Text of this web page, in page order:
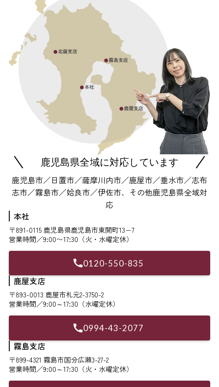
鹿児島県全域に対応しています
鹿児島市／日置市／薩摩川内市／鹿屋市／垂水市／志布
志市／霧島市／姶良市／伊佐市、その他鹿児島県全域対
応
本社
〒891-0115 鹿児島県鹿児島市東開町13−7
営業時間／9:00〜17:30（火・水曜定休）
0120-550-835
鹿屋支店
〒893-0013 鹿屋市札元2-3750-2
営業時間／9:00～17:30（水曜定休）
0994-43-2077
霧島支店
〒899-4321 霧島市国分広瀬3-27-2
営業時間／9:00～17:30（火・水曜定休）